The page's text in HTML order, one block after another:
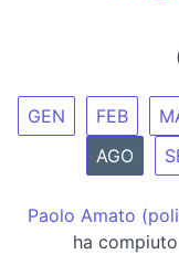
GEN FEB
AGO
Paolo Amato
ha compiuto